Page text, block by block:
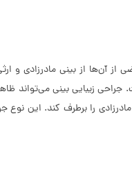
آن‌ها از بینی مادرزادی و
زیبایی بینی می‌تواند
را برطرف کند. این نوع